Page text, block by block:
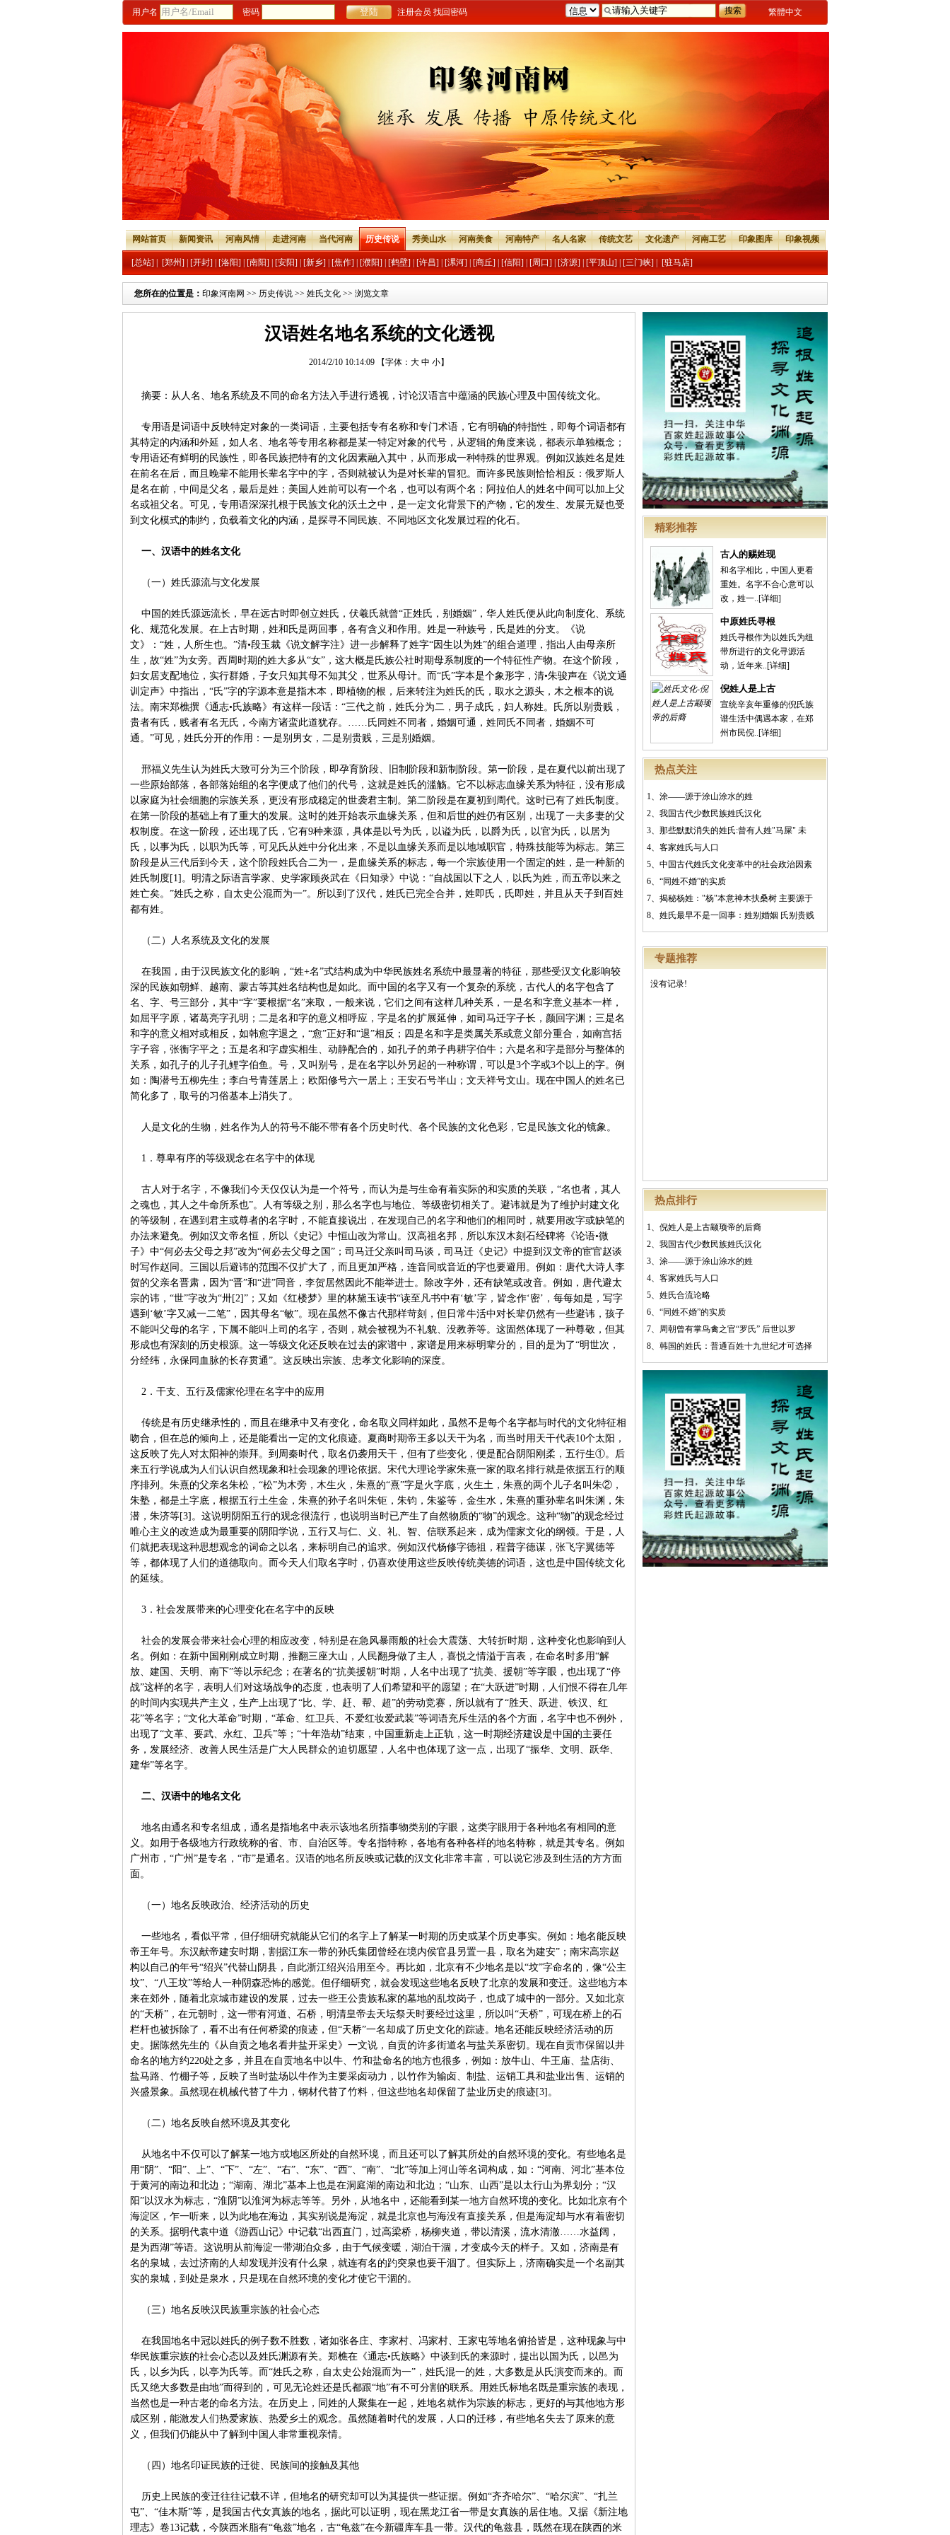
繁體中文
用户名 密码 注册会员 找回密码
网站首页 新闻资讯 河南风情 走进河南 当代河南 历史传说 秀美山水 河南美食 河南特产 名人名家 传统文艺 文化遗产 河南工艺 印象图库 印象视频
[总站] [郑州] [开封] [洛阳] [南阳] [安阳] [新乡] [焦作] [濮阳] [鹤壁] [许昌] [漯河] [商丘] [信阳] [周口] [济源] [平顶山] [三门峡] [驻马店]
您所在的位置是： 印象河南网 >> 历史传说 >> 姓氏文化 >> 浏览文章
精彩推荐
古人的赐姓现
和名字相比，中国人更看
重姓。名字不合心意可以
改，姓一..[详细]
中原姓氏寻根
姓氏寻根作为以姓氏为纽
带所进行的文化寻源活
动，近年来..[详细]
倪姓人是上古
宣统辛亥年重修的倪氏族
谱生活中偶遇本家，在郑
州市民倪..[详细]
热点关注
1、 涂——源于涂山涂水的姓
2、 我国古代少数民族姓氏汉化
3、 那些默默消失的姓氏:曾有人姓"马屎" 未
4、 客家姓氏与人口
5、 中国古代姓氏文化变革中的社会政治因素
6、 “同姓不婚”的实质
7、 揭秘杨姓："杨"本意神木扶桑树 主要源于
8、 姓氏最早不是一回事：姓别婚姻 氏别贵贱
专题推荐
没有记录!
热点排行
1、 倪姓人是上古颛顼帝的后裔
2、 我国古代少数民族姓氏汉化
3、 涂——源于涂山涂水的姓
4、 客家姓氏与人口
5、 姓氏合流论略
6、 “同姓不婚”的实质
7、 周朝曾有掌鸟禽之官“罗氏” 后世以罗
8、 韩国的姓氏：普通百姓十九世纪才可选择
汉语姓名地名系统的文化透视
2014/2/10 10:14:09 【字体： 大 中 小】
摘要：从人名、地名系统及不同的命名方法入手进行透视，讨论汉语言中蕴涵的民族心理及中国传统文化。
专用语是词语中反映特定对象的一类词语，主要包括专有名称和专门术语，它有明确的特指性，即每个词语都有
其特定的内涵和外延，如人名、地名等专用名称都是某一特定对象的代号，从逻辑的角度来说，都表示单独概念；
专用语还有鲜明的民族性，即各民族把特有的文化因素融入其中，从而形成一种特殊的世界观。例如汉族姓名是姓
在前名在后，而且晚辈不能用长辈名字中的字，否则就被认为是对长辈的冒犯。而许多民族则恰恰相反：俄罗斯人
是名在前，中间是父名，最后是姓；美国人姓前可以有一个名，也可以有两个名；阿拉伯人的姓名中间可以加上父
名或祖父名。可见，专用语深深扎根于民族文化的沃土之中，是一定文化背景下的产物，它的发生、发展无疑也受
到文化模式的制约，负载着文化的内涵，是探寻不同民族、不同地区文化发展过程的化石。
一、汉语中的姓名文化
（一）姓氏源流与文化发展
中国的姓氏源远流长，早在远古时即创立姓氏，伏羲氏就曾“正姓氏，别婚姻”，华人姓氏便从此向制度化、系统
化、规范化发展。在上古时期，姓和氏是两回事，各有含义和作用。姓是一种族号，氏是姓的分支。《说
文》：“姓，人所生也。”清•段玉裁《说文解字注》进一步解释了姓字“因生以为姓”的组合道理，指出人由母亲所
生，故“姓”为女旁。西周时期的姓大多从“女”，这大概是氏族公社时期母系制度的一个特征性产物。在这个阶段，
妇女居支配地位，实行群婚，子女只知其母不知其父，世系从母计。而“氏”字本是个象形字，清•朱骏声在《说文通
训定声》中指出，“氏”字的字源本意是指木本，即植物的根，后来转注为姓氏的氏，取水之源头，木之根本的说
法。南宋郑樵撰《通志•氏族略》有这样一段话：“三代之前，姓氏分为二，男子成氏，妇人称姓。氏所以别贵贱，
贵者有氏，贱者有名无氏，今南方诸蛮此道犹存。……氏同姓不同者，婚姻可通，姓同氏不同者，婚姻不可
通。”可见，姓氏分开的作用：一是别男女，二是别贵贱，三是别婚姻。
邢福义先生认为姓氏大致可分为三个阶段，即孕育阶段、旧制阶段和新制阶段。第一阶段，是在夏代以前出现了
一些原始部落，各部落始组的名字便成了他们的代号，这就是姓氏的滥觞。它不以标志血缘关系为特征，没有形成
以家庭为社会细胞的宗族关系，更没有形成稳定的世袭君主制。第二阶段是在夏初到周代。这时已有了姓氏制度。
在第一阶段的基础上有了重大的发展。这时的姓开始表示血缘关系，但和后世的姓仍有区别，出现了一夫多妻的父
权制度。在这一阶段，还出现了氏，它有9种来源，具体是以号为氏，以谥为氏，以爵为氏，以官为氏，以居为
氏，以事为氏，以职为氏等，可见氏从姓中分化出来，不是以血缘关系而是以地域职官，特殊技能等为标志。第三
阶段是从三代后到今天，这个阶段姓氏合二为一，是血缘关系的标志，每一个宗族使用一个固定的姓，是一种新的
姓氏制度[1]。明清之际语言学家、史学家顾炎武在《日知录》中说：“自战国以下之人，以氏为姓，而五帝以来之
姓亡矣。”姓氏之称，自太史公混而为一”。所以到了汉代，姓氏已完全合并，姓即氏，氏即姓，并且从天子到百姓
都有姓。
（二）人名系统及文化的发展
在我国，由于汉民族文化的影响，“姓+名”式结构成为中华民族姓名系统中最显著的特征，那些受汉文化影响较
深的民族如朝鲜、越南、蒙古等其姓名结构也是如此。而中国的名字又有一个复杂的系统，古代人的名字包含了
名、字、号三部分，其中“字”要根据“名”来取，一般来说，它们之间有这样几种关系，一是名和字意义基本一样，
如屈平字原，诸葛亮字孔明；二是名和字的意义相呼应，字是名的扩展延伸，如司马迁字子长，颜回字渊；三是名
和字的意义相对或相反，如韩愈字退之，“愈”正好和“退”相反；四是名和字是类属关系或意义部分重合，如南宫括
字子容，张衡字平之；五是名和字虚实相生、动静配合的，如孔子的弟子冉耕字伯牛；六是名和字是部分与整体的
关系，如孔子的儿子孔鲤字伯鱼。号，又叫别号，是在名字以外另起的一种称谓，可以是3个字或3个以上的字。例
如：陶潜号五柳先生；李白号青莲居上；欧阳修号六一居上；王安石号半山；文天祥号文山。现在中国人的姓名已
简化多了，取号的习俗基本上消失了。
人是文化的生物，姓名作为人的符号不能不带有各个历史时代、各个民族的文化色彩，它是民族文化的镜象。
1．尊卑有序的等级观念在名字中的体现
古人对于名字，不像我们今天仅仅认为是一个符号，而认为是与生命有着实际的和实质的关联，“名也者，其人
之魂也，其人之牛命所系也”。人有等级之别，那么名字也与地位、等级密切相关了。避讳就是为了维护封建文化
的等级制，在遇到君主或尊者的名字时，不能直接说出，在发现自己的名字和他们的相同时，就要用改字或缺笔的
办法来避免。例如汉文帝名恒，所以《史记》中恒山改为常山。汉高祖名邦，所以东汉木刻石经碑将《论语•微
子》中“何必去父母之邦”改为“何必去父母之国”；司马迁父亲叫司马谈，司马迁《史记》中提到汉文帝的宦官赵谈
时写作赵同。三国以后避讳的范围不仅扩大了，而且更加严格，连音同或音近的字也要避用。例如：唐代大诗人李
贺的父亲名晋肃，因为“晋”和“进”同音，李贺居然因此不能举进士。除改字外，还有缺笔或改音。例如，唐代避太
宗的讳，“世”字改为“卅[2]”；又如《红楼梦》里的林黛玉读书“读至凡书中有‘敏’字，皆念作‘密’，每每如是，写字
遇到‘敏’字又减一二笔”，因其母名“敏”。现在虽然不像古代那样苛刻，但日常牛活中对长辈仍然有一些避讳，孩子
不能叫父母的名字，下属不能叫上司的名字，否则，就会被视为不礼貌、没教养等。这固然体现了一种尊敬，但其
形成也有深刻的历史根源。这一等级文化还反映在过去的家谱中，家谱是用来标明辈分的，目的是为了“明世次，
分经纬，永保同血脉的长存贯通”。这反映出宗族、忠孝文化影响的深度。
2．干支、五行及儒家伦理在名字中的应用
传统是有历史继承性的，而且在继承中又有变化，命名取义同样如此，虽然不是每个名字都与时代的文化特征相
吻合，但在总的倾向上，还是能看出一定的文化痕迹。夏商时期帝王多以天干为名，而当时用天干代表10个太阳，
这反映了先人对太阳神的崇拜。到周秦时代，取名仍袭用天干，但有了些变化，便是配合阴阳刚柔，五行生①。后
来五行学说成为人们认识自然现象和社会现象的理论依据。宋代大理论学家朱熹一家的取名排行就是依据五行的顺
序排列。朱熹的父亲名朱松，“松”为木旁，木生火，朱熹的“熹”字是火字底，火生土，朱熹的两个儿子名叫朱②，
朱塾，都是土字底，根据五行土生金，朱熹的孙子名叫朱钜，朱钧，朱鉴等，金生水，朱熹的重孙辈名叫朱渊，朱
潜，朱济等[3]。这说明阴阳五行的观念很流行，也说明当时已产生了自然物质的“物”的观念。这种“物”的观念经过
唯心主义的改造成为最重要的阴阳学说，五行又与仁、义、礼、智、信联系起来，成为儒家文化的纲领。于是，人
们就把表现这种思想观念的词命之以名，来标明自己的追求。例如汉代杨修字德祖，程普字德谋，张飞字翼德等
等，都体现了人们的道德取向。而今天人们取名字时，仍喜欢使用这些反映传统美德的词语，这也是中国传统文化
的延续。
3．社会发展带来的心理变化在名字中的反映
社会的发展会带来社会心理的相应改变，特别是在急风暴雨般的社会大震荡、大转折时期，这种变化也影响到人
名。例如：在新中国刚刚成立时期，推翻三座大山，人民翻身做了主人，喜悦之情溢于言表，在命名时多用“解
放、建国、天明、南下”等以示纪念；在著名的“抗美援朝”时期，人名中出现了“抗美、援朝”等字眼，也出现了“停
战”这样的名字，表明人们对这场战争的态度，也表明了人们希望和平的愿望；在“大跃进”时期，人们恨不得在几年
的时间内实现共产主义，生产上出现了“比、学、赶、帮、超”的劳动竞赛，所以就有了“胜天、跃进、铁汉、红
花”等名字；“文化大革命”时期，“革命、红卫兵、不爱红妆爱武装”等词语充斥生活的各个方面，名字中也不例外，
出现了“文革、要武、永红、卫兵”等；“十年浩劫”结束，中国重新走上正轨，这一时期经济建设是中国的主要任
务，发展经济、改善人民生活是广大人民群众的迫切愿望，人名中也体现了这一点，出现了“振华、文明、跃华、
建华”等名字。
二、汉语中的地名文化
地名由通名和专名组成，通名是指地名中表示该地名所指事物类别的字眼，这类字眼用于各种地名有相同的意
义。如用于各级地方行政统称的省、市、自治区等。专名指特称，各地有各种各样的地名特称，就是其专名。例如
广州市，“广州”是专名，“市”是通名。汉语的地名所反映或记载的汉文化非常丰富，可以说它涉及到生活的方方面
面。
（一）地名反映政治、经济活动的历史
一些地名，看似平常，但仔细研究就能从它们的名字上了解某一时期的历史或某个历史事实。例如：地名能反映
帝王年号。东汉献帝建安时期，割据江东一带的孙氏集团曾经在境内侯官县另置一县，取名为建安”；南宋高宗赵
构以自己的年号“绍兴”代替山阴县，自此浙江绍兴沿用至今。再比如，北京有不少地名是以“坟”字命名的，像“公主
坟”、“八王坟”等给人一种阴森恐怖的感觉。但仔细研究，就会发现这些地名反映了北京的发展和变迁。这些地方本
来在郊外，随着北京城市建设的发展，过去一些王公贵族私家的墓地的乱坟岗子，也成了城中的一部分。又如北京
的“天桥”，在元朝时，这一带有河道、石桥，明清皇帝去天坛祭天时要经过这里，所以叫“天桥”，可现在桥上的石
栏杆也被拆除了，看不出有任何桥梁的痕迹，但“天桥”一名却成了历史文化的踪迹。地名还能反映经济活动的历
史。据陈然先生的《从自贡之地名看井盐开采史》一文说，自贡的许多街道名与盐关系密切。现在自贡市保留以井
命名的地方约220处之多，并且在自贡地名中以牛、竹和盐命名的地方也很多，例如：放牛山、牛王庙、盐店街、
盐马路、竹棚子等，反映了当时盐场以牛作为主要采卤动力，以竹作为输卤、制盐、运销工具和盐业出售、运销的
兴盛景象。虽然现在机械代替了牛力，钢材代替了竹料，但这些地名却保留了盐业历史的痕迹[3]。
（二）地名反映自然环境及其变化
从地名中不仅可以了解某一地方或地区所处的自然环境，而且还可以了解其所处的自然环境的变化。有些地名是
用“阴”、“阳”、上”、“下”、“左”、“右”、“东”、“西”、“南”、“北”等加上河山等名词构成，如：“河南、河北”基本位
于黄河的南边和北边；“湖南、湖北”基本上也是在洞庭湖的南边和北边；“山东、山西”是以太行山为界划分；“汉
阳”以汉水为标志，“淮阴”以淮河为标志等等。另外，从地名中，还能看到某一地方自然环境的变化。比如北京有个
海淀区，乍一听来，以为此地在海边，其实别说是海淀，就是北京也与海没有直接关系，但是海淀却与水有着密切
的关系。据明代袁中道《游西山记》中记载“出西直门，过高梁桥，杨柳夹道，带以清溪，流水清澈……水益阔，
是为西湖”等语。这说明从前海淀一带湖泊众多，由于气候变暖，湖泊干涸，才变成今天的样子。又如，济南是有
名的泉城，去过济南的人却发现并没有什么泉，就连有名的趵突泉也要干涸了。但实际上，济南确实是一个名副其
实的泉城，到处是泉水，只是现在自然环境的变化才使它干涸的。
（三）地名反映汉民族重宗族的社会心态
在我国地名中冠以姓氏的例子数不胜数，诸如张各庄、李家村、冯家村、王家屯等地名俯拾皆是，这种现象与中
华民族重宗族的社会心态以及姓氏渊源有关。郑樵在《通志•氏族略》中谈到氏的来源时，提出以国为氏，以邑为
氏，以乡为氏，以亭为氏等。而“姓氏之称，自太史公始混而为一”，姓氏混一的姓，大多数是从氏演变而来的。而
氏又绝大多数是由地”而得到的，可见无论姓还是氏都跟“地”有不可分割的联系。用姓氏标地名既是重宗族的表现，
当然也是一种古老的命名方法。在历史上，同姓的人聚集在一起，姓地名就作为宗族的标志，更好的与其他地方形
成区别，能激发人们热爱家族、热爱乡土的观念。虽然随着时代的发展，人口的迁移，有些地名失去了原来的意
义，但我们仍能从中了解到中国人非常重视亲情。
（四）地名印证民族的迁徙、民族间的接触及其他
历史上民族的变迁往往记载不详，但地名的研究却可以为其提供一些证据。例如“齐齐哈尔”、“哈尔滨”、“扎兰
屯”、“佳木斯”等，是我国古代女真族的地名，据此可以证明，现在黑龙江省一带是女真族的居住地。又据《新注地
理志》卷13记载，今陕西米脂有“龟兹”地名，古“龟兹”在今新疆库车县一带。汉代的龟兹县，既然在现在陕西的米